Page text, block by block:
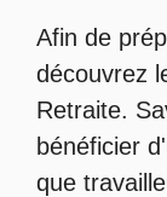
Afin de
découvrez
Retraite.
bénéficier
que